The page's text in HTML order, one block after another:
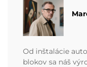
Od inštalácie
blokov sa náš